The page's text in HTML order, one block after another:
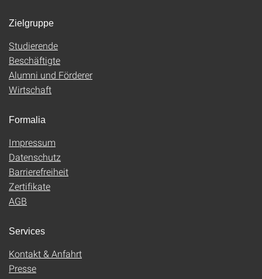
Zielgruppe
Studierende
Beschäftigte
Alumni und Förderer
Wirtschaft
Formalia
Impressum
Datenschutz
Barrierefreiheit
Zertifikate
AGB
Services
Kontakt & Anfahrt
Presse